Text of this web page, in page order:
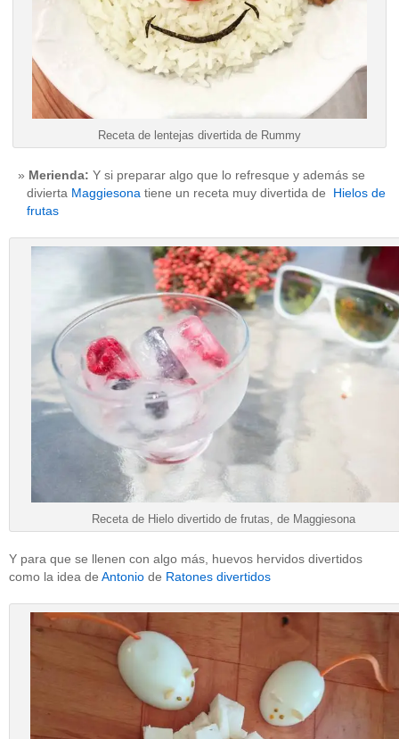
Receta de lentejas divertida de Rummy
Merienda: Y si preparar algo que lo refresque y además se
divierta Maggiesona tiene un receta muy divertida de Hielos de
frutas
Receta de Hielo divertido de frutas, de Maggiesona
Y para que se llenen con algo más, huevos hervidos divertidos
como la idea de Antonio de Ratones divertidos